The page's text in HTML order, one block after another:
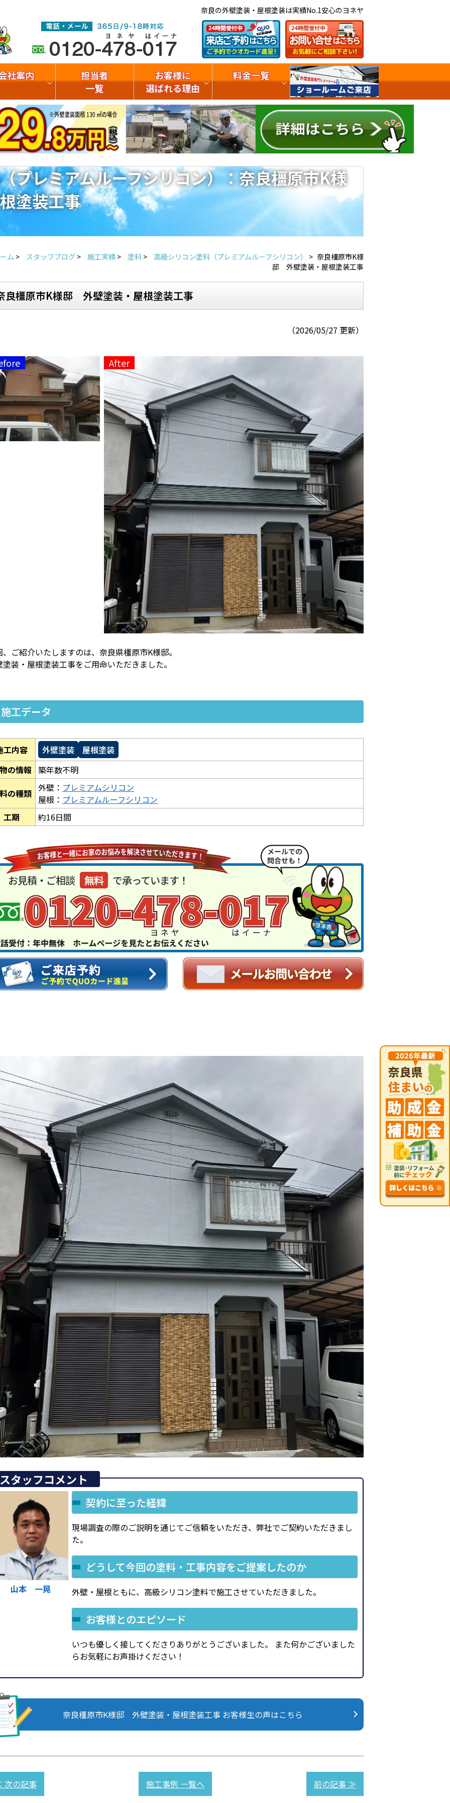
奈良の外壁塗装・屋根塗装は実績No.1安心のヨネヤ
社案内
担当者
一覧
お客様に
選ばれる理由
料金一覧
プレミアムルーフシリコン）：奈良橿原市K様
塗装工事
ム > スタッフブログ > 施工実績 > 塗料 > 高級シリコン塗料（プレミアムルーフシリコン） > 奈良橿原市K様
邸 外壁塗装・屋根塗装工事
良橿原市K様邸 外壁塗装・屋根塗装工事
（2026/05/27 更新）
、ご紹介いたしますのは、奈良県橿原市K様邸。
塗装・屋根塗装工事をご用命いただきました。
施工データ
工内容 外壁塗装
屋根塗装
の情報 築年数不明
の種類 外壁： プレミアムシリコン
屋根： プレミアムルーフシリコン
工期
約16日間
タッフコメント
山本 一晃
契約に至った経緯
現場調査の際のご説明を通じてご信頼をいただき、弊社でご契約いただきまし
た。
どうして今回の塗料・工事内容をご提案したのか
外壁・屋根ともに、高級シリコン塗料で施工させていただきました。
お客様とのエピソード
いつも優しく接してくださりありがとうございました。 また何かございました
らお気軽にお声掛けください！
奈良橿原市K様邸 外壁塗装・屋根塗装工事 お客様生の声はこちら
の記事 施工事例 一覧へ 前の記事 ≫